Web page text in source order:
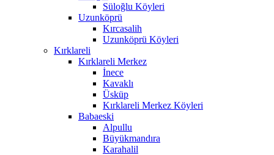
Süloğlu Köyleri
Uzunköprü
Kırcasalih
Uzunköprü Köyleri
Kırklareli
Kırklareli Merkez
İnece
Kavaklı
Üsküp
Kırklareli Merkez Köyleri
Babaeski
Alpullu
Büyükmandıra
Karahalil